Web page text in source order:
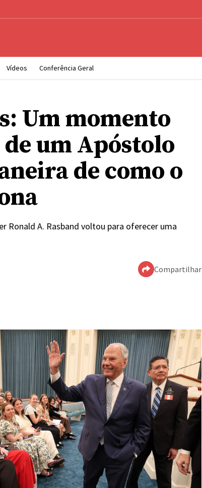
Vídeos Conferência Geral
Um momento
um Apóstolo
de como o
Ronald A. Rasband voltou para oferecer uma
Compartilhar